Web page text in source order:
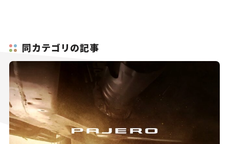
同カテゴリの記事